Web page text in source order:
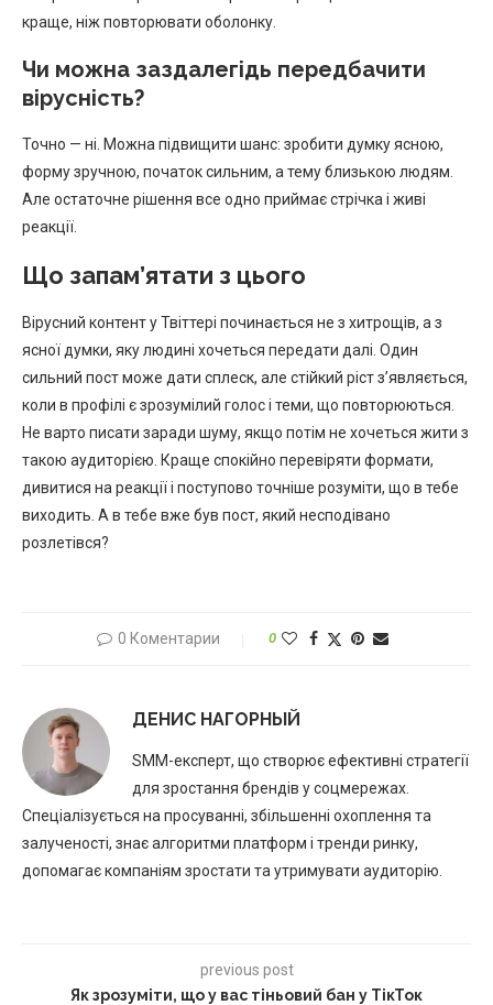
краще, ніж повторювати оболонку.
Чи можна заздалегідь передбачити
вірусність?
Точно — ні. Можна підвищити шанс: зробити думку ясною,
форму зручною, початок сильним, а тему близькою людям.
Але остаточне рішення все одно приймає стрічка і живі
реакції.
Що запам’ятати з цього
Вірусний контент у Твіттері починається не з хитрощів, а з
ясної думки, яку людині хочеться передати далі. Один
сильний пост може дати сплеск, але стійкий ріст з’являється,
коли в профілі є зрозумілий голос і теми, що повторюються.
Не варто писати заради шуму, якщо потім не хочеться жити з
такою аудиторією. Краще спокійно перевіряти формати,
дивитися на реакції і поступово точніше розуміти, що в тебе
виходить. А в тебе вже був пост, який несподівано
розлетівся?
0 Коментарии 0
ДЕНИС НАГОРНЫЙ
SMM-експерт, що створює ефективні стратегії
для зростання брендів у соцмережах.
Спеціалізується на просуванні, збільшенні охоплення та
залученості, знає алгоритми платформ і тренди ринку,
допомагає компаніям зростати та утримувати аудиторію.
previous post
Як зрозуміти, що у вас тіньовий бан у ТікТок